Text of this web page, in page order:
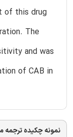
of this drug
The
and was
of CAB in
نمونه چکیده ترجمه